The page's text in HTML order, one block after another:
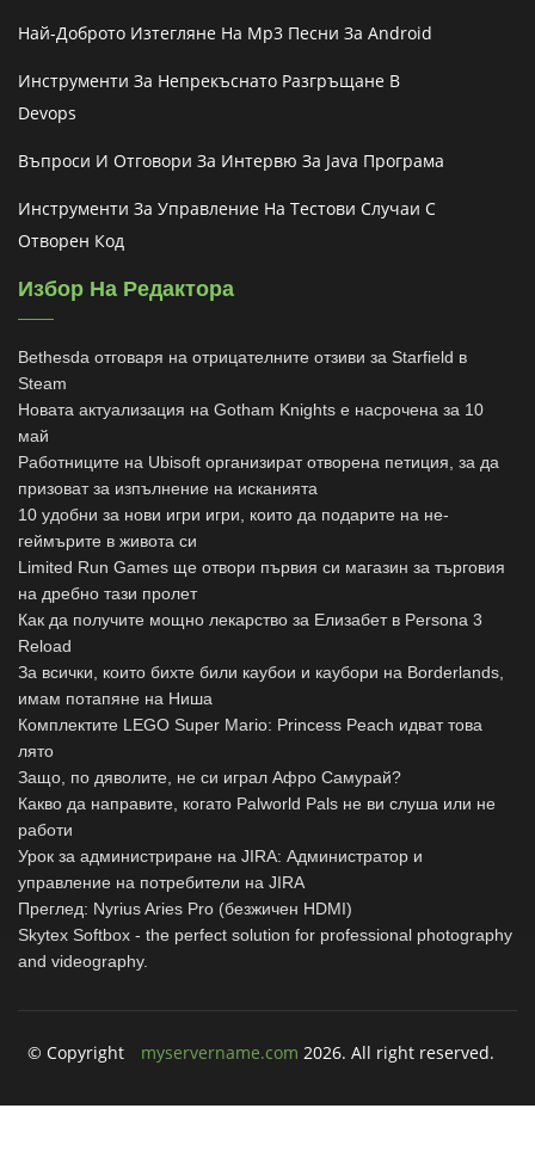
Най-Доброто Изтегляне На Mp3 Песни За Android
Инструменти За Непрекъснато Разгръщане В
Devops
Въпроси И Отговори За Интервю За Java Програма
Инструменти За Управление На Тестови Случаи С
Отворен Код
Избор На Редактора
Bethesda отговаря на отрицателните отзиви за Starfield в
Steam
Новата актуализация на Gotham Knights е насрочена за 10
май
Работниците на Ubisoft организират отворена петиция, за да
призоват за изпълнение на исканията
10 удобни за нови игри игри, които да подарите на не-
геймърите в живота си
Limited Run Games ще отвори първия си магазин за търговия
на дребно тази пролет
Как да получите мощно лекарство за Елизабет в Persona 3
Reload
За всички, които бихте били каубои и каубори на Borderlands,
имам потапяне на Ниша
Комплектите LEGO Super Mario: Princess Peach идват това
лято
Защо, по дяволите, не си играл Афро Самурай?
Какво да направите, когато Palworld Pals не ви слуша или не
работи
Урок за администриране на JIRA: Администратор и
управление на потребители на JIRA
Преглед: Nyrius Aries Pro (безжичен HDMI)
Skytex Softbox - the perfect solution for professional photography
and videography.
© Copyright myservername.com 2026. All right reserved.